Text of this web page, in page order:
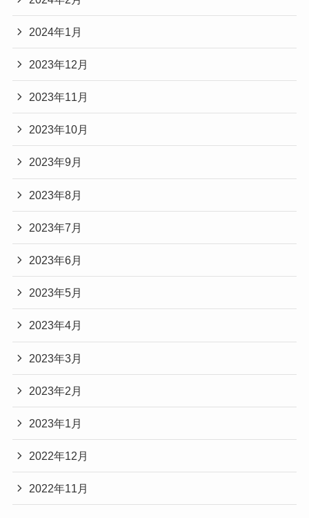
2024年1月
2023年12月
2023年11月
2023年10月
2023年9月
2023年8月
2023年7月
2023年6月
2023年5月
2023年4月
2023年3月
2023年2月
2023年1月
2022年12月
2022年11月